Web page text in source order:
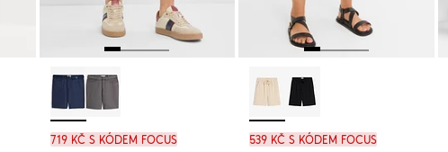
719 Kč s kódem FOCUS 539 Kč s kódem FOCUS